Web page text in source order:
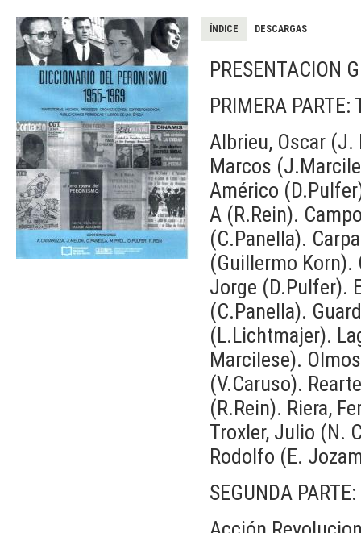
ÍNDICE DESCARGAS
PRESENTACION
PRIMERA
Albrieu, Oscar (J.
Marcos
Américo
A (R.Rein).
(C.Panella).
(Guillermo Korn).
Jorge (D.Pulfer).
(C.Panella).
(L.Lichtmajer).
Marcilese).
(V.Caruso).
(R.Rein). Riera,
Troxler, Julio (N.
Rodolfo (E.
SEGUNDA